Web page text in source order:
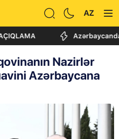
AZ
Azərbaycanda
Nazirlər
Azərbaycana